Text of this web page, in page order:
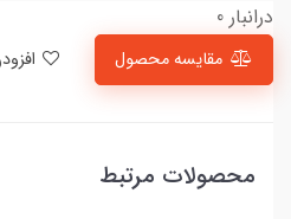
درانبار 0
مقایسه محصول
محصولات مرتبط